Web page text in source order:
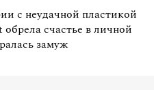
с неудачной пластикой
счастье в личной
замуж